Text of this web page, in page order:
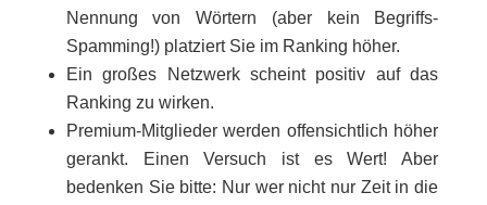
Nennung von Wörtern (aber kein Begriffs-
Spamming!) platziert Sie im Ranking höher.
Ein großes Netzwerk scheint positiv auf das
Ranking zu wirken.
Premium-Mitglieder werden offensichtlich höher
gerankt. Einen Versuch ist es Wert! Aber
bedenken Sie bitte: Nur wer nicht nur Zeit in die